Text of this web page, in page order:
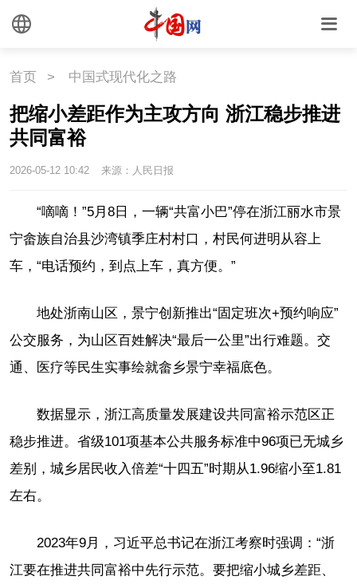
首页 > 中国式现代化之路
把缩小差距作为主攻方向 浙江稳步推进
共同富裕
2026-05-12 10:42 来源：人民日报
“嘀嘀！”5月8日，一辆“共富小巴”停在浙江丽水市景
宁畲族自治县沙湾镇季庄村村口，村民何进明从容上
车，“电话预约，到点上车，真方便。”
地处浙南山区，景宁创新推出“固定班次+预约响应”
公交服务，为山区百姓解决“最后一公里”出行难题。交
通、医疗等民生实事绘就畲乡景宁幸福底色。
数据显示，浙江高质量发展建设共同富裕示范区正
稳步推进。省级101项基本公共服务标准中96项已无城乡
差别，城乡居民收入倍差“十四五”时期从1.96缩小至1.81
左右。
2023年9月，习近平总书记在浙江考察时强调：“浙
江要在推进共同富裕中先行示范。要把缩小城乡差距、